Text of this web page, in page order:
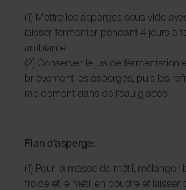
(1) Mettre les asperges sous vide
laisser fermenter pendant 4 jours à
ambiante.
(2) Conserver le jus de fermentation
brièvement les asperges, puis les
rapidement dans de l'eau glacée.
Flan d'asperge:
(1) Pour la masse de métil, mélanger
froide et le métil en poudre et laisser